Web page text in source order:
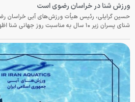
ورزش شنا در خراسان رضوی است
حسین گرایلی، رئیس هیأت ورزش‌های آبی خراسان
شنای پسران زیر ۱۰ سال به مناسبت روز جهانی شنا اظهار کرد: این جشنواره روز جمعه‌ ۱۶